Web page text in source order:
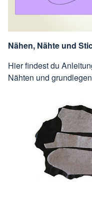
Nähen, Nähte und
Hier findest du
Nähten und